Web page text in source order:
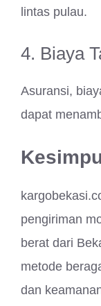
lintas pulau.
4. Biaya
Asuransi,
dapat
pengiriman
berat dari
metode
dan